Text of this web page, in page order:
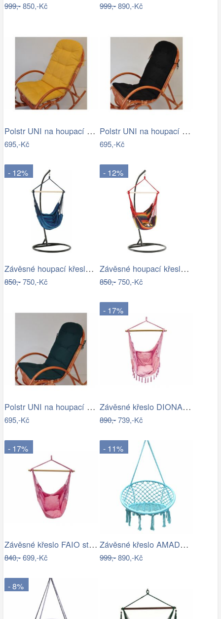
999,-850,-Kč 999,-890,-Kč
Polstr UNI na houpací křeslo - žlutý…
695,-Kč
Polstr UNI na houpací křeslo - látka…
695,-Kč
- 12%
Závěsné houpací křeslo Nikes Blue
850,-750,-Kč
- 12%
Závěsné houpací křeslo Nikes Red
850,-750,-Kč
Polstr UNI na houpací křeslo - látka…
695,-Kč
- 17%
Závěsné křeslo DIONA starorůžová
890,-739,-Kč
- 17%
Závěsné křeslo FAIO starorůžová
840,-699,-Kč
- 11%
Závěsné křeslo AMADO 2 NEW Tempo Kondela
999,-890,-Kč
- 8%